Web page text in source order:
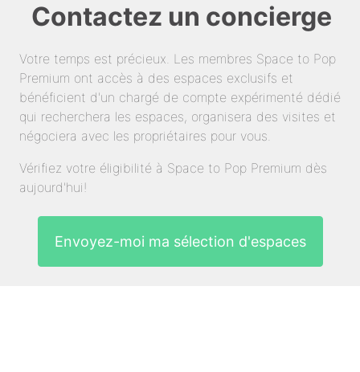
Contactez un concierge
Votre temps est précieux. Les membres Space to Pop
Premium ont accès à des espaces exclusifs et
bénéficient d'un chargé de compte expérimenté dédié
qui recherchera les espaces, organisera des visites et
négociera avec les propriétaires pour vous.
Vérifiez votre éligibilité à Space to Pop Premium dès
aujourd'hui!
Envoyez-moi ma sélection d'espaces